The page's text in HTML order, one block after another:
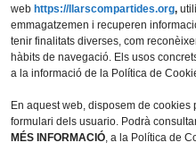
web https://llarscompartides.org,
emmagatzemen i recuperen
tenir finalitats diverses, com
hàbits de navegació. Els usos
a la informació de la Política de
En aquest web, disposem de cookies
formulari dels usuario. Podrà
MÉS INFORMACIÓ, a la Política de